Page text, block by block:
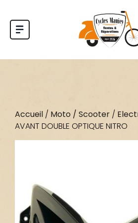
Accueil / Moto / Scooter /
AVANT DOUBLE OPTIQUE NITRO